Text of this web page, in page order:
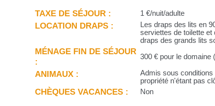
TAXE DE SÉJOUR : 1 €/nuit/adulte
LOCATION DRAPS :
Les draps des lits en
serviettes de toilette et
draps des grands lits
MÉNAGE FIN DE SÉJOUR
:
300 € pour le domaine
ANIMAUX :
Admis sous
propriété n'étant pas
CHÈQUES VACANCES : Non